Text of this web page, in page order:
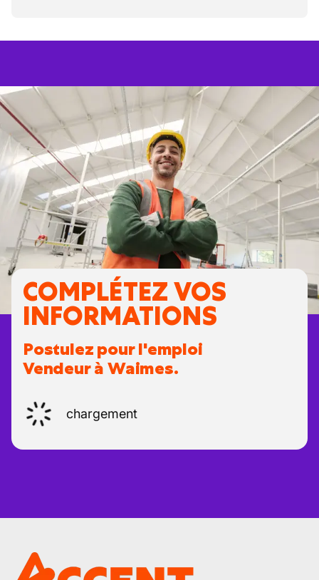
COMPLÉTEZ VOS
INFORMATIONS
Postulez pour l'emploi
Vendeur à Waimes.
chargement